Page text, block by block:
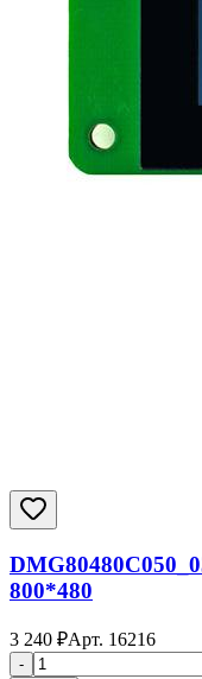
800*480
3 240 ₽Арт. 16216
-